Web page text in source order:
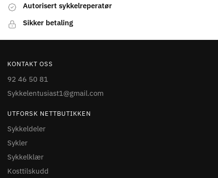
Autorisert sykkelreperatør
Sikker betaling
KONTAKT OSS
92 46 50 81
Sykkelentusiast1@gmail.com
UTFORSK NETTBUTIKKEN
Sykkeldeler
Sykler
Sykkelklær
Kosttilskudd